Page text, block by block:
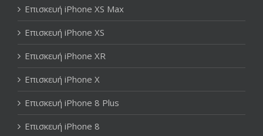
Επισκευή iPhone XS Max
Επισκευή iPhone XS
Επισκευή iPhone XR
Επισκευή iPhone X
Επισκευή iPhone 8 Plus
Επισκευή iPhone 8